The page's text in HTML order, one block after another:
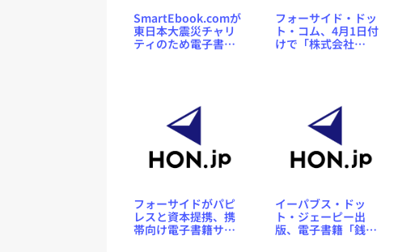
SmartEbook.comが
東日本大震災チャリ
ティのため電子書籍
フォーサイド・ドッ
ト・コム、4月1日付
けで「株式会社
フォーサイドがパピ
レスと資本提携、携
帯向け電子書籍サー
イーパブス・ドッ
ト・ジェーピー出
版、電子書籍「銭形